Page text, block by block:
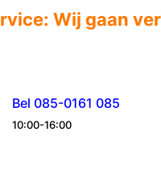
Wij gaan
Bel 085-0161 085
10:00-16:00